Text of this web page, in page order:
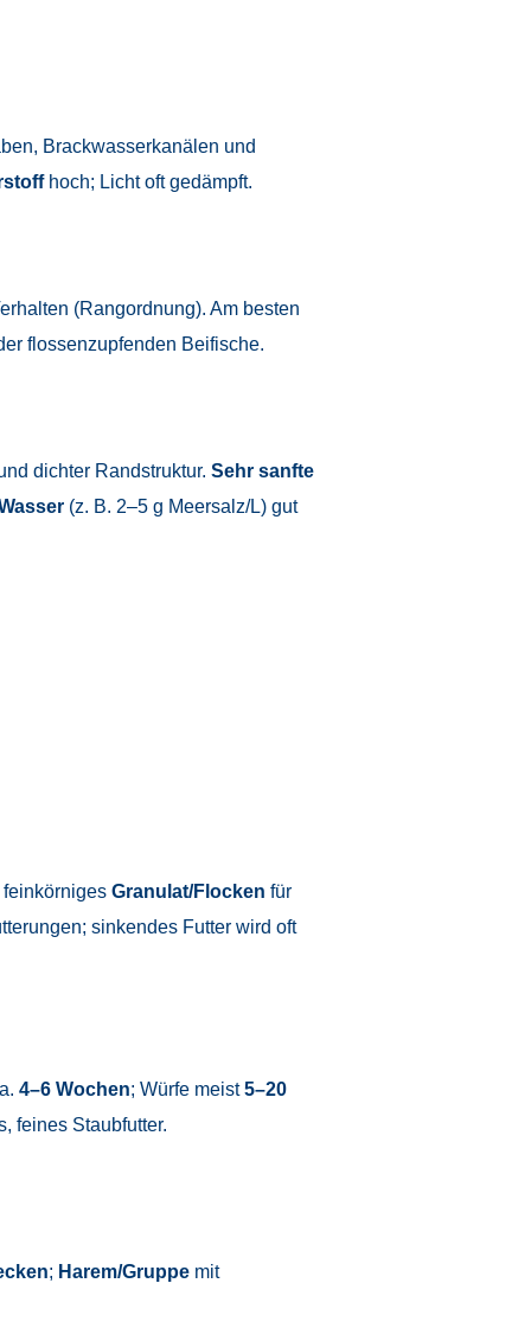
Brackwasserkanälen und
hoch; Licht oft gedämpft.
(Rangordnung). Am besten
flossen­zupfenden Beifische.
dichter Randstruktur. Sehr sanfte
(z. B. 2–5 g Meersalz/L) gut
feinkörniges Granulat/Flocken für
sinkendes Futter wird oft
4–6 Wochen; Würfe meist5–20
feines Staubfutter.
; Harem/Gruppemit